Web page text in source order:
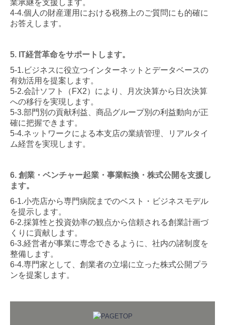
業承継を支援します。
4-4.個人の財産運用における税務上のご質問にも的確に
お答えします。
5. IT経営革命をサポートします。
5-1.ビジネスに役立つインターネットとデータベースの
有効活用を提案します。
5-2.会計ソフト（FX2）により、月次決算から日次決算
への移行を実現します。
5-3.部門別の貢献利益、商品グループ別の利益動向が正
確に把握できます。
5-4.ネットワークによる本支店の業績管理、リアルタイ
ム経営を実現します。
6. 創業・ベンチャー起業・事業転換・株式公開を支援し
ます。
6-1.小売店から専門病院までのベスト・ビジネスモデル
を提示します。
6-2.採算性と投資効率の観点から信頼される創業計画づ
くりに貢献します。
6-3.経営者が事業に専念できるように、社内の諸制度を
整備します。
6-4.専門家として、創業者の立場に立った株式公開プラ
ンを提案します。